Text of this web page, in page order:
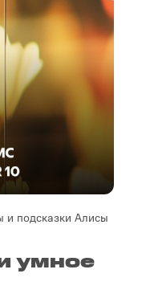
подсказки Алисы
умное